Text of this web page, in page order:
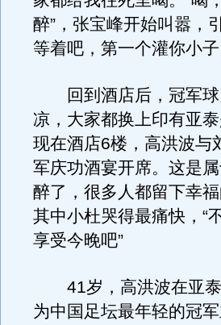
醉”，张宝峰开始叫嚣，
等着吧，第一个灌你小子
回到酒店后，冠军球
凉，大家都换上印有亚
现在酒店6楼，高洪波与
军庆功酒宴开席。这是
醉了，很多人都留下幸
其中小杜哭得最痛快，“
享受今晚吧”
41岁，高洪波在亚泰
为中国足坛最年轻的冠